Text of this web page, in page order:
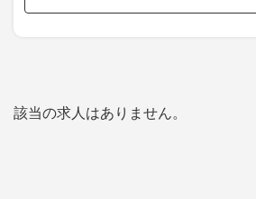
該当の求人はありません。